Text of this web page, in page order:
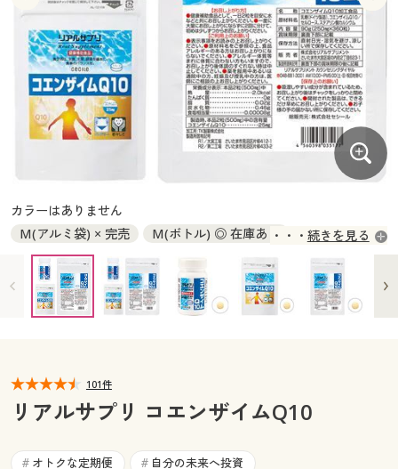
カーテン・ラグ・ファブリック
ジュニア・ティーンズ下着
大きいサイズ レディース服
大きいサイズ レディース下着
大きいサイズ 事務・制服
バーゲン
バーゲンセール
シークレットセール
詳細検索
商品カテゴリ一覧
カタログ・チラシからのご注文
デジタルカタログ
カタログ無料プレゼント
マイページ
ジュニア・ティーンズ下着
大きいサイズ レディース服
大きいサイズ レディース下着
大きいサイズ メンズ
バーゲンセール
シークレットセール
詳細検索
商品カテゴリ一覧
カタログ
カタログ・チラシからのご注文
カタログ無料プレゼント
会員メニュー
閲覧履歴
カラーはありません
M(アルミ袋) × 完売
M(ボトル) ◎ 在庫あり
LL(アルミ袋) ◎ 在庫あり
続きを見る
101件
リアルサプリ コエンザイムQ10
# オトクな定期便 # 自分の未来へ投資